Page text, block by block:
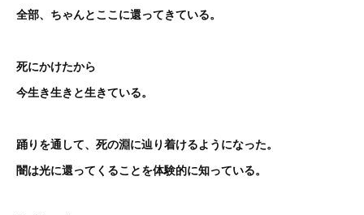
全部、ちゃんとここに還ってきている。
死にかけたから
今生き生きと生きている。
踊りを通して、死の淵に辿り着けるようになった。
闇は光に還ってくることを体験的に知っている。